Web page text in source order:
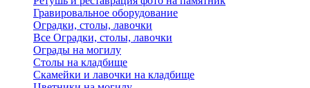
Гравировальное оборудование
Оградки, столы, лавочки
Все Оградки, столы, лавочки
Ограды на могилу
Столы на кладбище
Скамейки и лавочки на кладбище